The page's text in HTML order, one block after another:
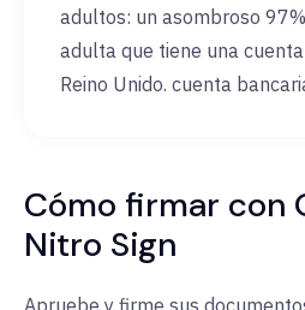
adultos: un asombroso
adulta que tiene una
Reino Unido. cuenta
Cómo firmar con
Nitro Sign